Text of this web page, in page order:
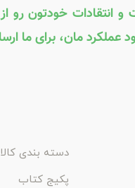
و انتقادات خودتون رو
عملکرد مان، برای ما
دسته بندی
پکیج کتاب